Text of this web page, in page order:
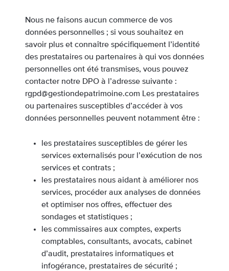
Nous ne faisons aucun commerce de vos
données personnelles ; si vous souhaitez en
savoir plus et connaître spécifiquement l’identité
des prestataires ou partenaires à qui vos données
personnelles ont été transmises, vous pouvez
contacter notre DPO à l’adresse suivante :
rgpd@gestiondepatrimoine.com Les prestataires
ou partenaires susceptibles d’accéder à vos
données personnelles peuvent notamment être :
les prestataires susceptibles de gérer les
services externalisés pour l’exécution de nos
services et contrats ;
les prestataires nous aidant à améliorer nos
services, procéder aux analyses de données
et optimiser nos offres, effectuer des
sondages et statistiques ;
les commissaires aux comptes, experts
comptables, consultants, avocats, cabinet
d’audit, prestataires informatiques et
infogérance, prestataires de sécurité ;